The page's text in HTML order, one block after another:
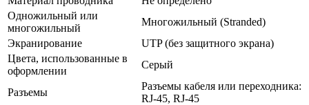
Одножильный или
многожильный
Многожильный (Stranded)
Экранирование
UTP (без защитного экрана)
Цвета, использованные в
оформлении
Серый
Разъемы
Разъемы кабеля или переходника:
RJ-45, RJ-45